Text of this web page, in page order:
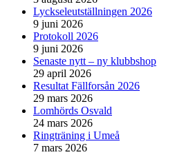
Lyckseleutställningen 2026
9 juni 2026
Protokoll 2026
9 juni 2026
Senaste nytt – ny klubbshop
29 april 2026
Resultat Fällforsån 2026
29 mars 2026
Lomhörds Osvald
24 mars 2026
Ringträning i Umeå
7 mars 2026